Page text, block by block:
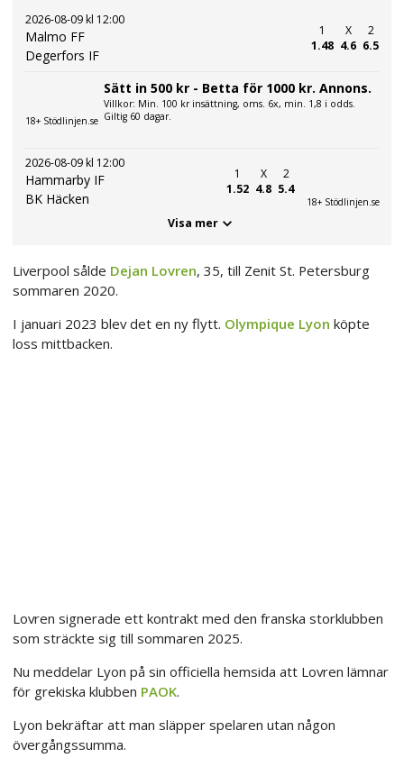
2026-08-09 kl 12:00
Malmo FF
Degerfors IF
1
1.48
X
4.6
2
6.5
18+ Stödlinjen.se
Sätt in 500 kr - Betta för 1000 kr. Annons.
Villkor: Min. 100 kr insättning, oms. 6x, min. 1,8 i odds.
Giltig 60 dagar.
2026-08-09 kl 12:00
Hammarby IF
BK Häcken
1
1.52
X
4.8
2
5.4
18+ Stödlinjen.se
Visa mer
Liverpool sålde Dejan Lovren, 35, till Zenit St. Petersburg
sommaren 2020.
I januari 2023 blev det en ny flytt. Olympique Lyon köpte
loss mittbacken.
Lovren signerade ett kontrakt med den franska storklubben
som sträckte sig till sommaren 2025.
Nu meddelar Lyon på sin officiella hemsida att Lovren lämnar
för grekiska klubben PAOK.
Lyon bekräftar att man släpper spelaren utan någon
övergångssumma.